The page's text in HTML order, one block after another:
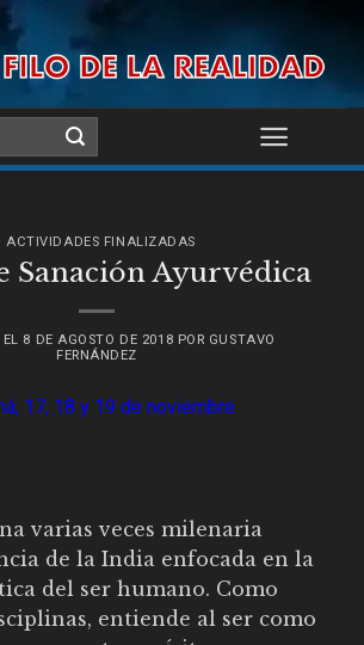
| ACTIVIDADES FINALIZADAS
Sanación Ayurvédica
8 DE AGOSTO DE 2018 POR GUSTAVO
FERNÁNDEZ
17, 18 y 19 de noviembre
varias veces milenaria
de la India enfocada en la
del ser humano. Como
entiende al ser como